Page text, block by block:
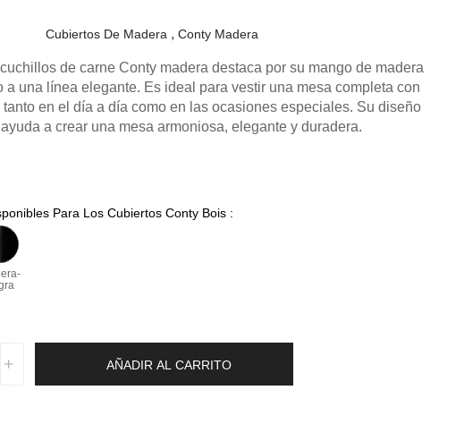
Cubiertos De Madera Conty Madera
de carne Conty madera destaca por su mango de madera
a una línea elegante. Es ideal para vestir una mesa completa con
en el día a día como en las ocasiones especiales. Su diseño
a crear una mesa armoniosa, elegante y duradera.
Para Los Cubiertos Conty Bois :
AÑADIR AL CARRITO